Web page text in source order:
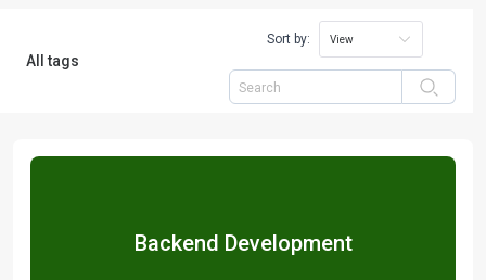
All tags
Sort by: View
Backend Development